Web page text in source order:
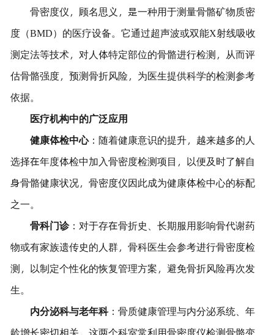
骨密度仪，顾名思义，是一种用于测量骨骼矿物质密
度（BMD）的医疗设备。它通过超声波或双能X射线吸收
测定法等技术，对人体特定部位的骨骼进行检测，从而评
估骨骼强度，预测骨折风险，为医生提供科学的检测参考
依据。
医疗机构中的广泛应用
健康体检中心：随着健康意识的提升，越来越多的人
选择在年度体检中加入骨密度检测项目，以便及时了解自
身骨骼健康状况，骨密度仪因此成为健康体检中心的标配
之一。
骨科门诊：对于存在骨折史、长期服用影响骨代谢药
物或有家族遗传史的人群，骨科医生会参考进行骨密度检
测，以制定个性化的恢复管理方案，避免骨折风险再次发
生。
内分泌科与老年科：骨质健康管理与内分泌系统、年
龄增长密切相关，这两个科室常利用骨密度仪检测骨骼变